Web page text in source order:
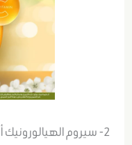
2- سيروم الهيالورونيك